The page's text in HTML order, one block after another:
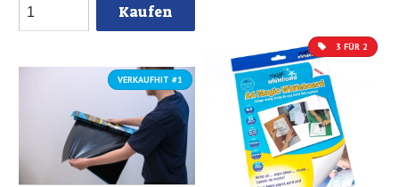
Kaufen
3 FÜR 2
VERKAUFHIT #1